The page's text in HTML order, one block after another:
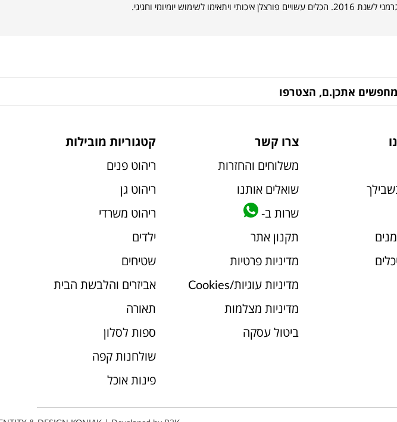
איכותי ויתאימו לשימוש יומיומי וחגיגי.
מחפשים אתכן.ם, הצטרפו
צרו קשר
משלוחים והחזרות
שואלים אותנו
שרות ב-
תקנון אתר
מדיניות פרטיות
מדיניות עוגיות/Cookies
מדיניות מצלמות
ביטול עסקה
קטגוריות מובילות
ריהוט פנים
ריהוט גן
ריהוט משרדי
ילדים
שטיחים
אביזרים והלבשת הבית
תאורה
ספות לסלון
שולחנות קפה
פינות אוכל